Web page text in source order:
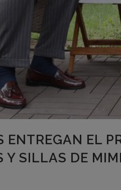
ENTREGAN EL
Y SILLAS DE